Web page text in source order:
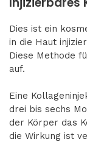
Dies ist ein
in die Haut
Diese Methode
auf.
Eine
drei bis sechs
der Körper das
die Wirkung ist